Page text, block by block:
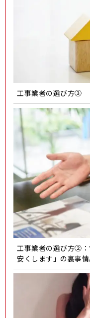
工事業者の選び方③
工事業者の選び方②：
安くします」の裏事情